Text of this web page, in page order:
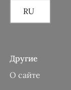
RU
Другие
О сайте